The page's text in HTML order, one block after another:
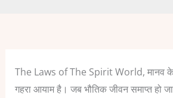
The Laws of The Spirit World, मानव
गहरा आयाम है। जब भौतिक जीवन समाप्त हो